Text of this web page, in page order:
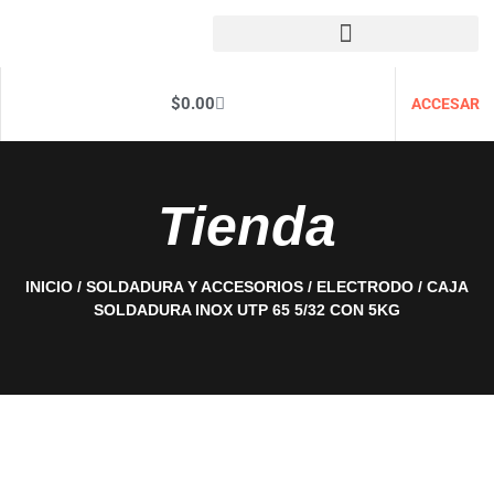
$0.00 ACCESAR
Tienda
INICIO / SOLDADURA Y ACCESORIOS / ELECTRODO / CAJA
SOLDADURA INOX UTP 65 5/32 CON 5KG